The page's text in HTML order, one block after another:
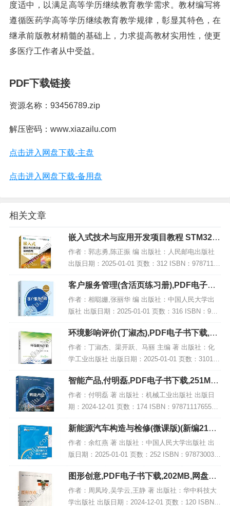
度适中，以满足高等学历继续教育教学需求。教材编写将
遵循医药学高等学历继续教育教学规律，彰显其特色，在
继承前版教材精髓的基础上，力求提高教材实用性，使更
多医疗工作者从中受益。
PDF下载链接
资源名称：93456789.zip
解压密码：www.xiazailu.com
点击进入网盘下载-主盘
点击进入网盘下载-备用盘
相关文章
嵌入式技术与应用开发项目教程 STM32版
微课版 第2版,PDF下载
作者：郭志勇,陈正振 编 出版社：人民邮电出版社
出版日期：2025-01-01 页数：312 ISBN：97871156
55790 电子书大小：235MB [高清扫描版PDF格式]
内容简...
客户服务管理(含活页练习册),PDF电子书
网盘下载
作者：相聪姗,张丽华 编 出版社：中国人民大学出
版社 出版日期：2025-01-01 页数：316 ISBN：978
7300330402 电子书大小：205MB [高清扫描版PDF
格式] 内...
环境影响评价(丁淑杰),PDF电子书下载,网
盘资源
作者：丁淑杰、渠开跃、马丽 主编 著 出版社：化
学工业出版社 出版日期：2025-01-01 页数：3101 I
SBN：9787122463760 电子书大小：217MB [高清
扫描版PDF格...
智能产品,付明磊,PDF电子书下载,251MB,
网盘资源
作者：付明磊 著 出版社：机械工业出版社 出版日
期：2024-12-01 页数：174 ISBN：9787111765585
电子书大小：251MB [高清扫描版PDF格式] 内容简
介 该著...
新能源汽车构造与检修(微课版)(新编21世
纪高等职业教育精品教材·汽车类),PDF下
载
作者：余红燕 著 出版社：中国人民大学出版社 出
版日期：2025-01-01 页数：252 ISBN：978730033
3755 电子书大小：200MB [高清扫描版PDF格式] 内
容简介...
图形创意,PDF电子书下载,202MB,网盘资
源
作者：周凤玲,吴学云,王静 著 出版社：华中科技大
学出版社 出版日期：2024-12-01 页数：120 ISBN：